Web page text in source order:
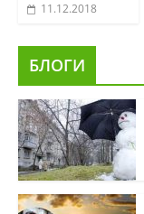
11.12.2018
БЛОГИ